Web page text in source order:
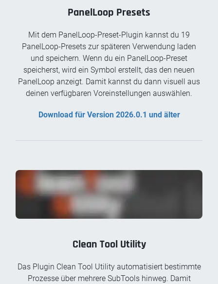
PanelLoop Presets
Mit dem PanelLoop-Preset-Plugin kannst du 19
PanelLoop-Presets zur späteren Verwendung laden
und speichern. Wenn du ein PanelLoop-Preset
speicherst, wird ein Symbol erstellt, das den neuen
PanelLoop anzeigt. Damit kannst du dann visuell aus
deinen verfügbaren Voreinstellungen auswählen.
Download für Version 2026.0.1 und älter
Clean Tool Utility
Das Plugin Clean Tool Utility automatisiert bestimmte
Prozesse über mehrere SubTools hinweg. Damit